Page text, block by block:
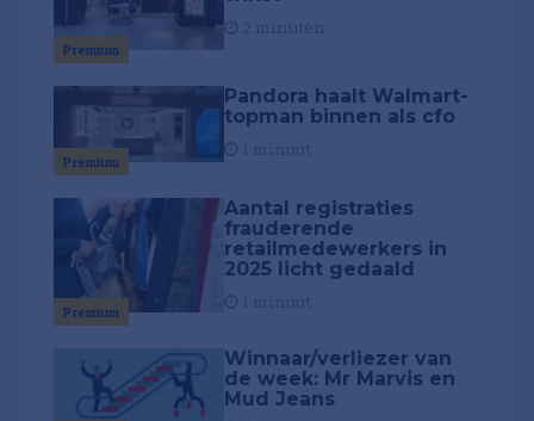
Premium
Premium
Pandora haalt Walmart-
topman binnen als cfo
Premium
Aantal registraties
frauderende
retailmedewerkers in
2025 licht gedaald
Winnaar/verliezer van
de week: Mr Marvis en
Mud Jeans